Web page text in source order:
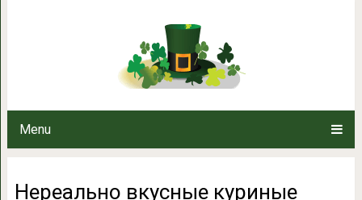
Menu
Нереально вкусные куриные
Нереально вкусные куриные